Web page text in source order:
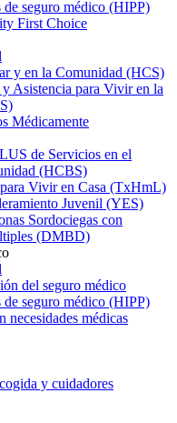
de seguro médico (HIPP)
First Choice
y en la Comunidad (HCS)
Asistencia para Vivir en la
Médicamente
de Servicios en el
(HCBS)
Vivir en Casa (TxHmL)
Juvenil (YES)
Sordociegas con
(DMBD)
del seguro médico
de seguro médico (HIPP)
necesidades médicas
y cuidadores